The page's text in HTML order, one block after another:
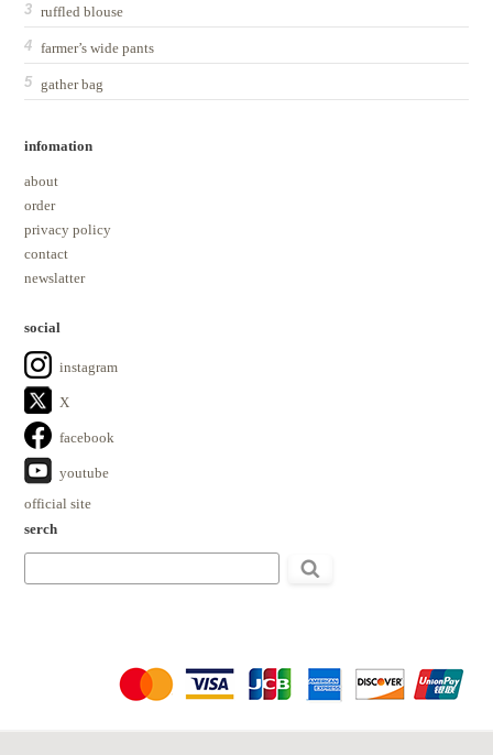
ruffled blouse
farmer’s wide pants
gather bag
infomation
about
order
privacy policy
contact
newslatter
social
instagram
X
facebook
youtube
official site
serch
索: